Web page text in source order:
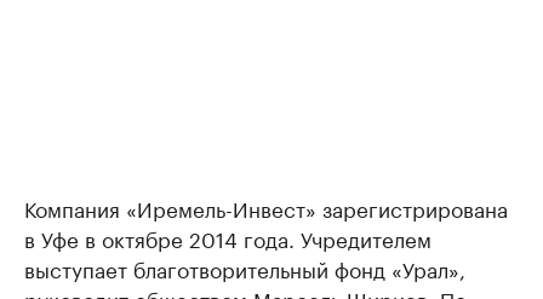
Компания «Иремель-Инвест» зарегистрирована
в Уфе в октябре 2014 года. Учредителем
выступает благотворительный фонд «Урал»,